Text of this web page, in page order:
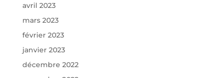
avril 2023
mars 2023
février 2023
janvier 2023
décembre 2022